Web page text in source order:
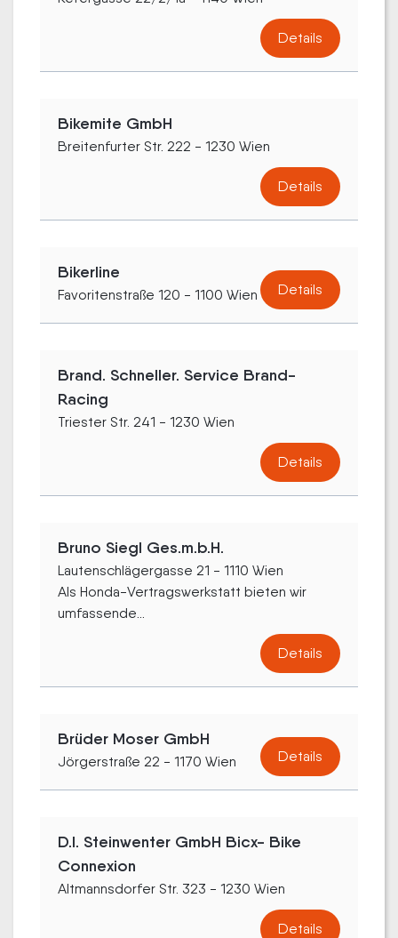
Details
Bikemite GmbH
Breitenfurter Str. 222 - 1230 Wien
Details
Bikerline
Favoritenstraße 120 - 1100 Wien Details
Brand. Schneller. Service Brand-
Racing
Triester Str. 241 - 1230 Wien
Details
Bruno Siegl Ges.m.b.H.
Lautenschlägergasse 21 - 1110 Wien
Als Honda-Vertragswerkstatt bieten wir
umfassende...
Details
Brüder Moser GmbH
Jörgerstraße 22 - 1170 Wien Details
D.I. Steinwenter GmbH Bicx- Bike
Connexion
Altmannsdorfer Str. 323 - 1230 Wien
Details